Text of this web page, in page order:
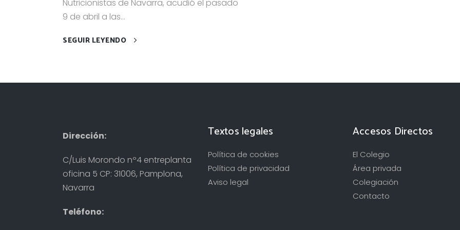
Nutricionistas de Navarra, acudió el pasado
9 de abril a las...
SEGUIR LEYENDO
Dirección:
C/Luis Morondo nº4 entreplanta
oficina 5 CP: 31006, Pamplona,
Navarra
Teléfono:
Textos legales
Política de cookies
Política de privacidad
Aviso legal
Accesos Directos
El Colegio
Área privada
Colegiación
Contacto